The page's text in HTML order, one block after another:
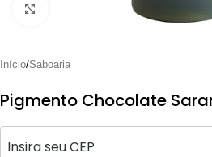
Clique para ampliar
Início/Saboaria
Pigmento Chocolate